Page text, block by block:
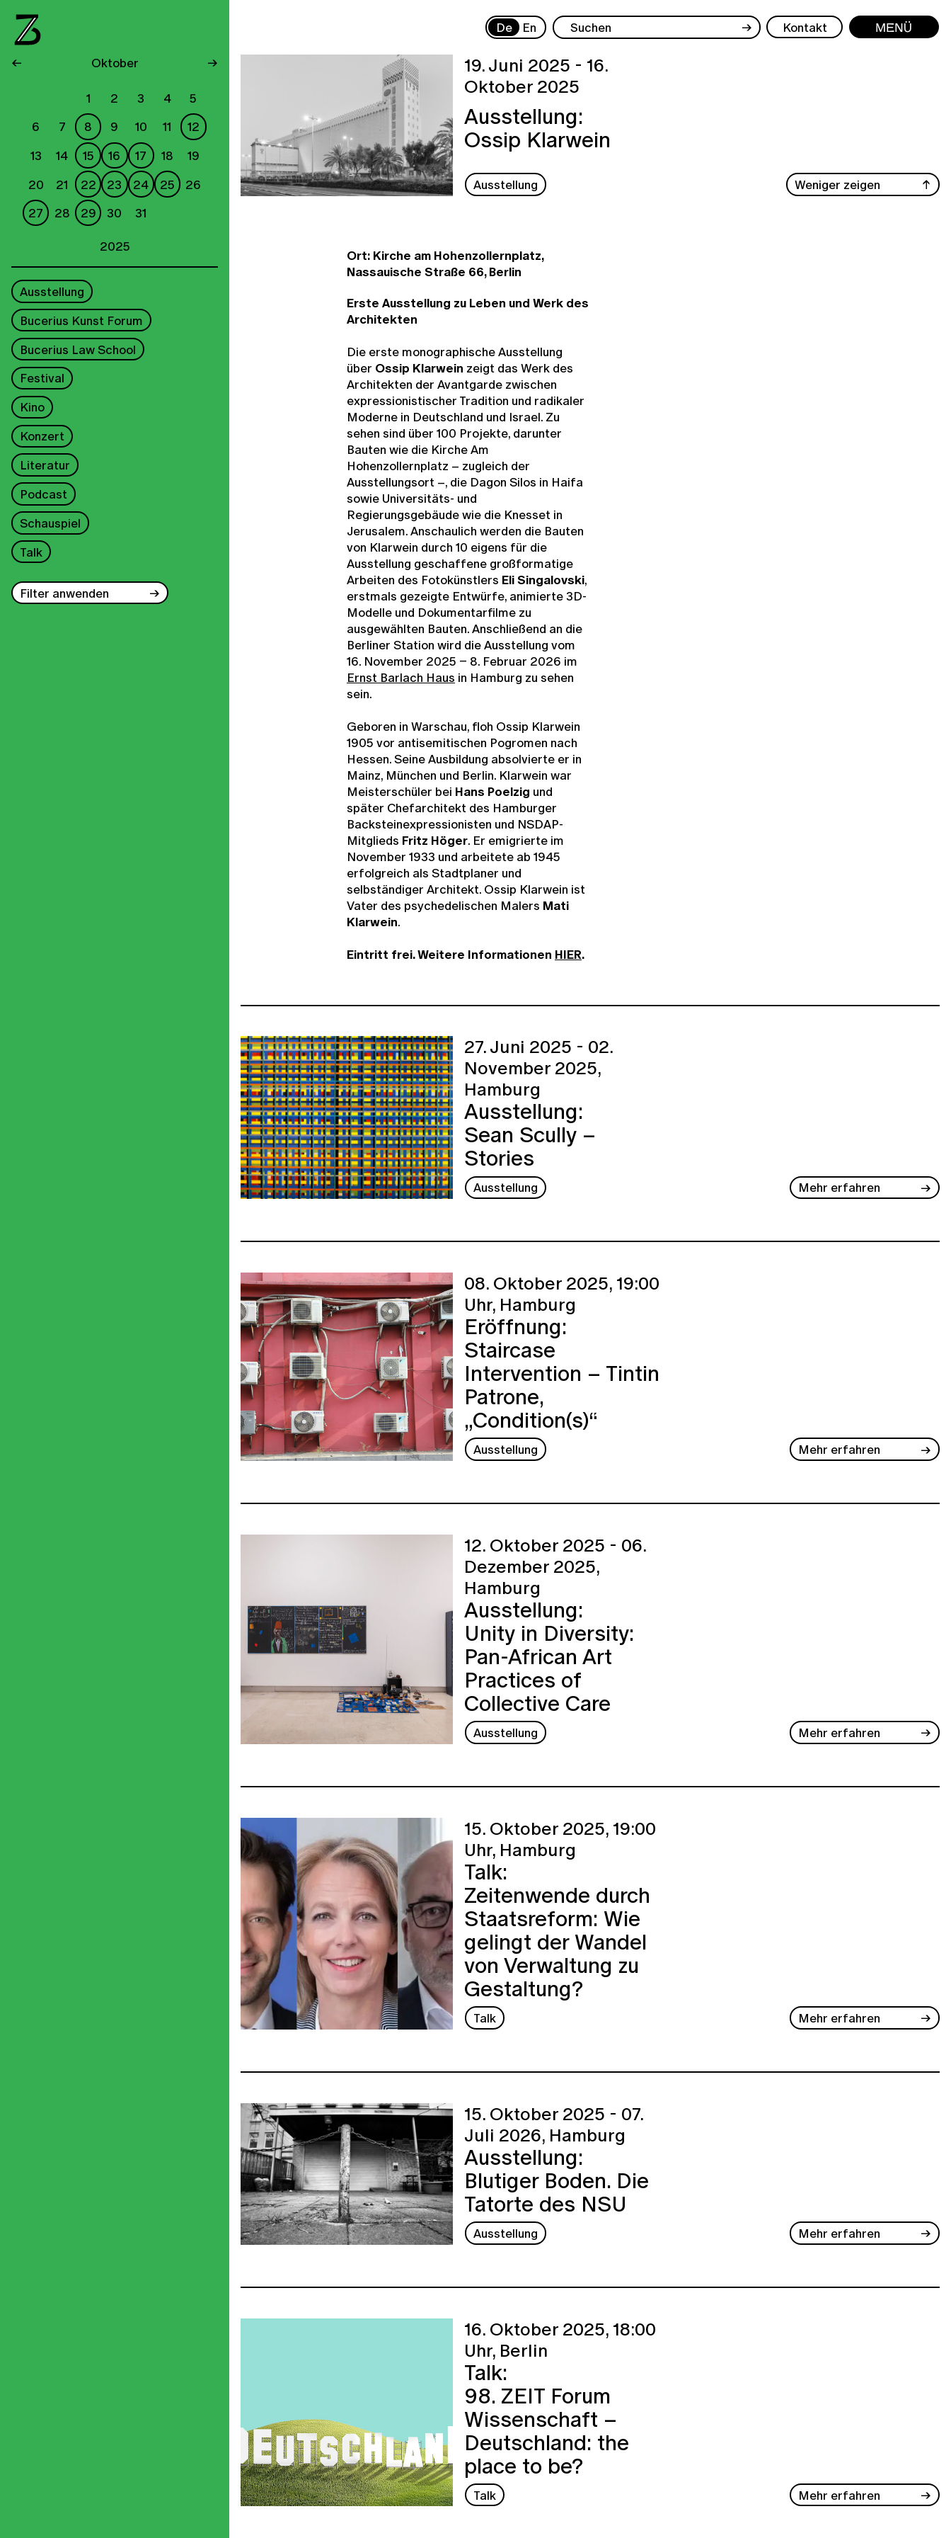
De En → Kontakt Menü
← Oktober →
1 2 3 4
5
6
7 8 9 10 11
12
13
14 15 16 17 18
19
20
21 22 23 24 25
26
27
28 29 30
31
2025
Ausstellung
Bucerius Kunst Forum
Bucerius Law School
Festival
Kino
Konzert
Literatur
Podcast
Schauspiel
Talk
Filter anwenden
19. Juni 2025 - 16.
Oktober 2025
Ausstellung:
Ossip Klarwein
Ausstellung Weniger zeigen
Ort: Kirche am Hohenzollernplatz,
Nassauische Straße 66, Berlin
Erste Ausstellung zu Leben und Werk des
Architekten
Die erste monographische Ausstellung
über Ossip Klarwein zeigt das Werk des
Architekten der Avantgarde zwischen
expressionistischer Tradition und radikaler
Moderne in Deutschland und Israel. Zu
sehen sind über 100 Projekte, darunter
Bauten wie die Kirche Am
Hohenzollernplatz – zugleich der
Ausstellungsort –, die Dagon Silos in Haifa
sowie Universitäts- und
Regierungsgebäude wie die Knesset in
Jerusalem.Anschaulich werden die Bauten
von Klarwein durch 10 eigens für die
Ausstellung geschaffene großformatige
Arbeiten des Fotokünstlers Eli Singalovski,
erstmals gezeigte Entwürfe, animierte 3D-
Modelle und Dokumentarfilme zu
ausgewählten Bauten. Anschließend an die
Berliner Station wird die Ausstellung vom
16. November 2025 – 8. Februar 2026 im
Ernst Barlach Haus in Hamburg zu sehen
sein.
Geboren in Warschau, floh Ossip Klarwein
1905 vor antisemitischen Pogromen nach
Hessen. Seine Ausbildung absolvierte er in
Mainz, München und Berlin. Klarwein war
Meisterschüler bei Hans Poelzig und
später Chefarchitekt des Hamburger
Backsteinexpressionisten und NSDAP-
Mitglieds Fritz Höger. Er emigrierte im
November 1933 und arbeitete ab 1945
erfolgreich als Stadtplaner und
selbständiger Architekt. Ossip Klarwein ist
Vater des psychedelischen Malers Mati
Klarwein.
Eintritt frei. Weitere Informationen HIER.
27. Juni 2025 - 02.
November 2025,
Hamburg
Ausstellung:
Sean Scully –
Stories
Ausstellung Mehr erfahren
08. Oktober 2025,19:00
Uhr, Hamburg
Eröffnung:
Staircase
Intervention – Tintin
Patrone,
„Condition(s)“
Ausstellung Mehr erfahren
12. Oktober 2025 - 06.
Dezember 2025,
Hamburg
Ausstellung:
Unity in Diversity:
Pan-African Art
Practices of
Collective Care
Ausstellung Mehr erfahren
15. Oktober 2025,19:00
Uhr, Hamburg
Talk:
Zeitenwende durch
Staatsreform: Wie
gelingt der Wandel
von Verwaltung zu
Gestaltung?
Talk Mehr erfahren
15. Oktober 2025 - 07.
Juli 2026, Hamburg
Ausstellung:
Blutiger Boden. Die
Tatorte des NSU
Ausstellung Mehr erfahren
16. Oktober 2025,18:00
Uhr, Berlin
Talk:
98. ZEIT Forum
Wissenschaft –
Deutschland: the
place to be?
Talk Mehr erfahren